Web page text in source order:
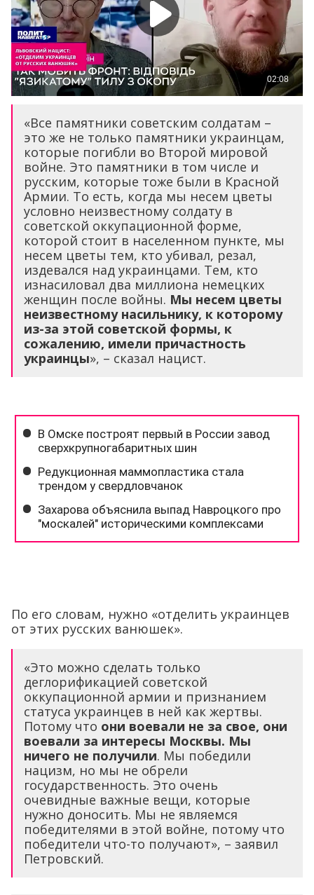
«Все памятники советским солдатам –
это же не только памятники украинцам,
которые погибли во Второй мировой
войне. Это памятники в том числе и
русским, которые тоже были в Красной
Армии. То есть, когда мы несем цветы
условно неизвестному солдату в
советской оккупационной форме,
которой стоит в населенном пункте, мы
несем цветы тем, кто убивал, резал,
издевался над украинцами. Тем, кто
изнасиловал два миллиона немецких
женщин после войны. Мы несем цветы
неизвестному насильнику, к которому
из-за этой советской формы, к
сожалению, имели причастность
украинцы», – сказал нацист.
По его словам, нужно «отделить украинцев
от этих русских ванюшек».
«Это можно сделать только
деглорификацией советской
оккупационной армии и признанием
статуса украинцев в ней как жертвы.
Потому что они воевали не за свое, они
воевали за интересы Москвы. Мы
ничего не получили. Мы победили
нацизм, но мы не обрели
государственность. Это очень
очевидные важные вещи, которые
нужно доносить. Мы не являемся
победителями в этой войне, потому что
победители что-то получают», – заявил
Петровский.